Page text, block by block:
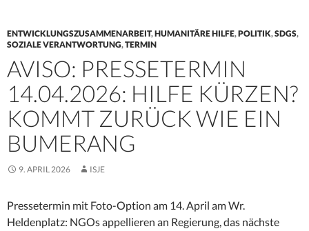
ENTWICKLUNGSZUSAMMENARBEIT,HUMANITÄRE HILFE,POLITIK,SDGS,
SOZIALE VERANTWORTUNG,TERMIN
AVISO: PRESSETERMIN
14.04.2026: HILFE KÜRZEN?
KOMMT ZURÜCK WIE EIN
BUMERANG
9. APRIL 2026 ISJE
Pressetermin mit Foto-Option am 14. April am Wr.
Heldenplatz: NGOs appellieren an Regierung, das nächste